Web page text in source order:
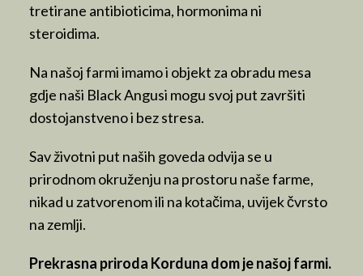
tretirane antibioticima, hormonima ni
steroidima.
Na našoj farmi imamo i objekt za obradu mesa
gdje naši Black Angusi mogu svoj put završiti
dostojanstveno i bez stresa.
Sav životni put naših goveda odvija se u
prirodnom okruženju na prostoru naše farme,
nikad u zatvorenom ili na kotačima, uvijek čvrsto
na zemlji.
Prekrasna priroda Korduna dom je našoj farmi.